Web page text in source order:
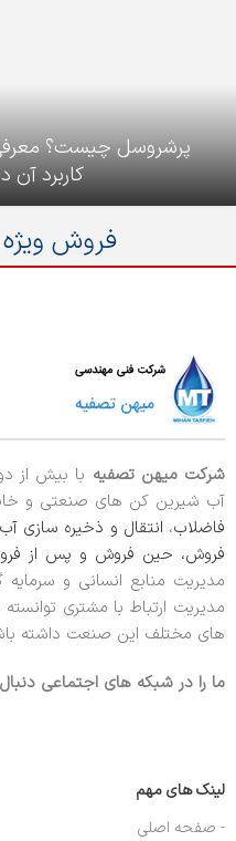
پرشروسل چیست؟
کاربرد
فروش
شرکت میهن تصفیه با بیش از
آب شیرین کن های صنعتی و
فاضلاب، انتقال و ذخیره سازی آب
فروش، حین فروش و پس از
مدیریت منابع انسانی و
مدیریت ارتباط با مشتری
های مختلف این صنعت داشته
ما را در شبکه های اجتماعی
لینک های مهم
- صفحه اصلی